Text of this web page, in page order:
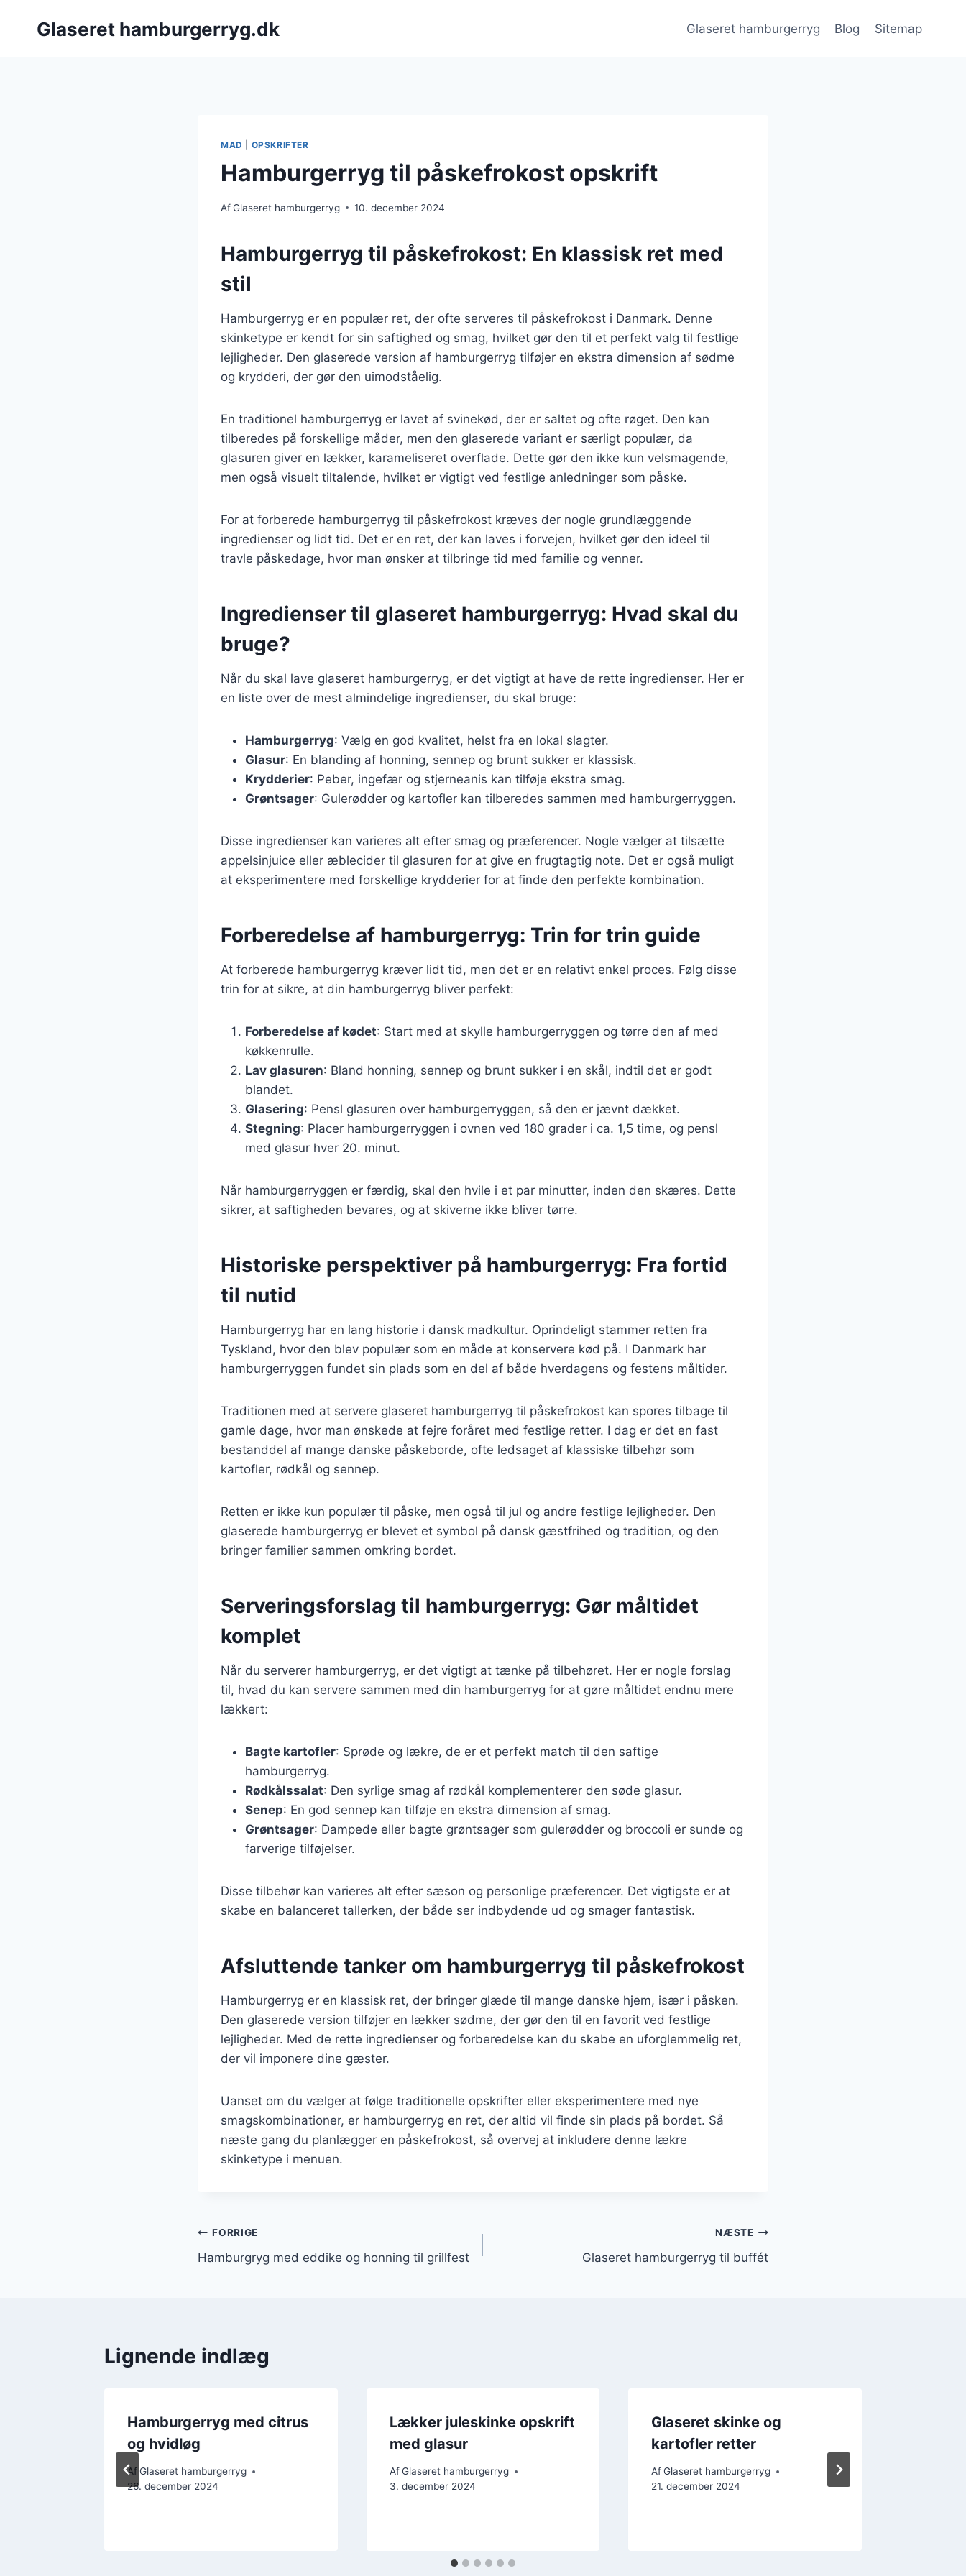
Glaseret hamburgerryg.dk Glaseret hamburgerryg Blog Sitemap
MAD OPSKRIFTER
Hamburgerryg til påskefrokost opskrift
AfGlaseret hamburgerryg 10. december 2024
Hamburgerryg til påskefrokost: En klassisk ret med
stil
Hamburgerryg er en populær ret, der ofte serveres til påskefrokost i Danmark. Denne
skinketype er kendt for sin saftighed og smag, hvilket gør den til et perfekt valg til festlige
lejligheder. Den glaserede version af hamburgerryg tilføjer en ekstra dimension af sødme
og krydderi, der gør den uimodståelig.
En traditionel hamburgerryg er lavet af svinekød, der er saltet og ofte røget. Den kan
tilberedes på forskellige måder, men den glaserede variant er særligt populær, da
glasuren giver en lækker, karameliseret overflade. Dette gør den ikke kun velsmagende,
men også visuelt tiltalende, hvilket er vigtigt ved festlige anledninger som påske.
For at forberede hamburgerryg til påskefrokost kræves der nogle grundlæggende
ingredienser og lidt tid. Det er en ret, der kan laves i forvejen, hvilket gør den ideel til
travle påskedage, hvor man ønsker at tilbringe tid med familie og venner.
Ingredienser til glaseret hamburgerryg: Hvad skal du
bruge?
Når du skal lave glaseret hamburgerryg, er det vigtigt at have de rette ingredienser. Her er
en liste over de mest almindelige ingredienser, du skal bruge:
Hamburgerryg: Vælg en god kvalitet, helst fra en lokal slagter.
Glasur: En blanding af honning, sennep og brunt sukker er klassisk.
Krydderier: Peber, ingefær og stjerneanis kan tilføje ekstra smag.
Grøntsager: Gulerødder og kartofler kan tilberedes sammen med hamburgerryggen.
Disse ingredienser kan varieres alt efter smag og præferencer. Nogle vælger at tilsætte
appelsinjuice eller æblecider til glasuren for at give en frugtagtig note. Det er også muligt
at eksperimentere med forskellige krydderier for at finde den perfekte kombination.
Forberedelse af hamburgerryg: Trin for trin guide
At forberede hamburgerryg kræver lidt tid, men det er en relativt enkel proces. Følg disse
trin for at sikre, at din hamburgerryg bliver perfekt:
Forberedelse af kødet: Start med at skylle hamburgerryggen og tørre den af med
køkkenrulle.
Lav glasuren: Bland honning, sennep og brunt sukker i en skål, indtil det er godt
blandet.
Glasering: Pensl glasuren over hamburgerryggen, så den er jævnt dækket.
Stegning: Placer hamburgerryggen i ovnen ved 180 grader i ca. 1,5 time, og pensl
med glasur hver 20. minut.
Når hamburgerryggen er færdig, skal den hvile i et par minutter, inden den skæres. Dette
sikrer, at saftigheden bevares, og at skiverne ikke bliver tørre.
Historiske perspektiver på hamburgerryg: Fra fortid
til nutid
Hamburgerryg har en lang historie i dansk madkultur. Oprindeligt stammer retten fra
Tyskland, hvor den blev populær som en måde at konservere kød på. I Danmark har
hamburgerryggen fundet sin plads som en del af både hverdagens og festens måltider.
Traditionen med at servere glaseret hamburgerryg til påskefrokost kan spores tilbage til
gamle dage, hvor man ønskede at fejre foråret med festlige retter. I dag er det en fast
bestanddel af mange danske påskeborde, ofte ledsaget af klassiske tilbehør som
kartofler, rødkål og sennep.
Retten er ikke kun populær til påske, men også til jul og andre festlige lejligheder. Den
glaserede hamburgerryg er blevet et symbol på dansk gæstfrihed og tradition, og den
bringer familier sammen omkring bordet.
Serveringsforslag til hamburgerryg: Gør måltidet
komplet
Når du serverer hamburgerryg, er det vigtigt at tænke på tilbehøret. Her er nogle forslag
til, hvad du kan servere sammen med din hamburgerryg for at gøre måltidet endnu mere
lækkert:
Bagte kartofler: Sprøde og lækre, de er et perfekt match til den saftige
hamburgerryg.
Rødkålssalat: Den syrlige smag af rødkål komplementerer den søde glasur.
Senep: En god sennep kan tilføje en ekstra dimension af smag.
Grøntsager: Dampede eller bagte grøntsager som gulerødder og broccoli er sunde og
farverige tilføjelser.
Disse tilbehør kan varieres alt efter sæson og personlige præferencer. Det vigtigste er at
skabe en balanceret tallerken, der både ser indbydende ud og smager fantastisk.
Afsluttende tanker om hamburgerryg til påskefrokost
Hamburgerryg er en klassisk ret, der bringer glæde til mange danske hjem, især i påsken.
Den glaserede version tilføjer en lækker sødme, der gør den til en favorit ved festlige
lejligheder. Med de rette ingredienser og forberedelse kan du skabe en uforglemmelig ret,
der vil imponere dine gæster.
Uanset om du vælger at følge traditionelle opskrifter eller eksperimentere med nye
smagskombinationer, er hamburgerryg en ret, der altid vil finde sin plads på bordet. Så
næste gang du planlægger en påskefrokost, så overvej at inkludere denne lækre
skinketype i menuen.
Indlægsnavigation
FORRIGE
Hamburgryg med eddike og honning til grillfest
NÆSTE
Glaseret hamburgerryg til buffét
Lignende indlæg
Hamburgerryg med citrus
og hvidløg
AfGlaseret hamburgerryg
26. december 2024
Lækker juleskinke opskrift
med glasur
Af Glaseret hamburgerryg
3. december 2024
Glaseret skinke og
kartofler retter
Af Glaseret hamburgerryg
21. december 2024